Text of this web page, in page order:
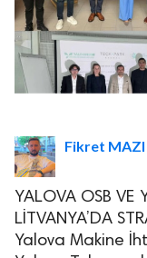
Fikret MAZI
YALOVA OSB VE
LİTVANYA’DA
Yalova Makine